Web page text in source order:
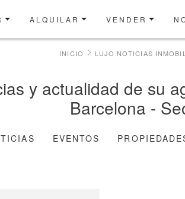
ALQUILAR VENDER
INICIO LUJO NOTICIAS
y actualidad de su
Barcelona -
EVENTOS